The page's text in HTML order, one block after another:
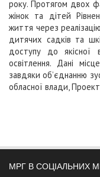
року. Протягом двох
жінок та дітей
життя через
дитячих садків та
доступу до якісної
освітлення. Дані
завдяки об’єднанню
обласної влади,
МРГ В СОЦІАЛЬНИХ